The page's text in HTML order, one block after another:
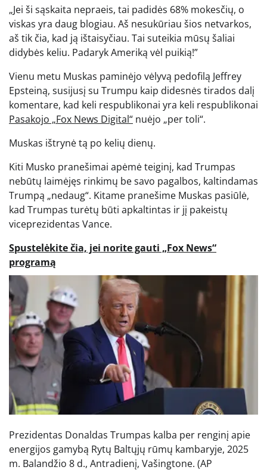
„Jei ši sąskaita nepraeis, tai padidės 68% mokesčių, o
viskas yra daug blogiau. Aš nesukūriau šios netvarkos,
aš tik čia, kad ją ištaisyčiau. Tai suteikia mūsų šaliai
didybės keliu. Padaryk Ameriką vėl puikią!”
Vienu metu Muskas paminėjo vėlyvą pedofilą Jeffrey
Epsteiną, susijusį su Trumpu kaip didesnės tirados dalį
komentare, kad keli respublikonai yra keli respublikonai
Pasakojo „Fox News Digital“ nuėjo „per toli“.
Muskas ištrynė tą po kelių dienų.
Kiti Musko pranešimai apėmė teiginį, kad Trumpas
nebūtų laimėjęs rinkimų be savo pagalbos, kaltindamas
Trumpą „nedaug“. Kitame pranešime Muskas pasiūlė,
kad Trumpas turėtų būti apkaltintas ir jį pakeistų
viceprezidentas Vance.
Spustelėkite čia, jei norite gauti „Fox News“
programą
Prezidentas Donaldas Trumpas kalba per renginį apie
energijos gamybą Rytų Baltųjų rūmų kambaryje, 2025
m. Balandžio 8 d., Antradienį, Vašingtone. (AP